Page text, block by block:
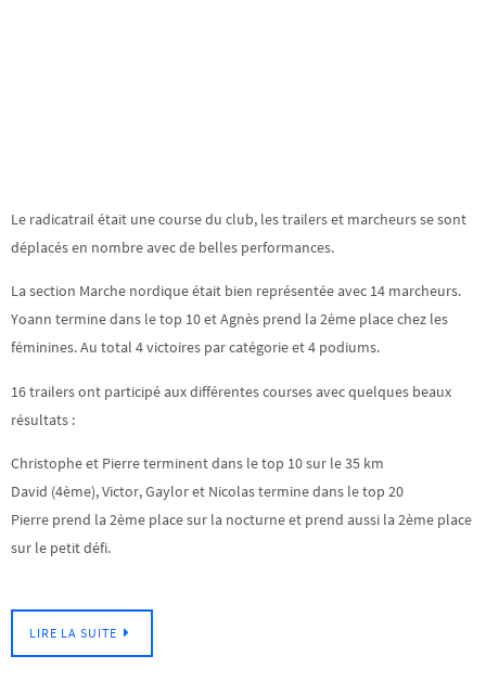
Le radicatrail était une course du club, les trailers et marcheurs se sont
déplacés en nombre avec de belles performances.
La section Marche nordique était bien représentée avec 14 marcheurs.
Yoann termine dans le top 10 et Agnès prend la 2ème place chez les
féminines. Au total 4 victoires par catégorie et 4 podiums.
16 trailers ont participé aux différentes courses avec quelques beaux
résultats :
Christophe et Pierre terminent dans le top 10 sur le 35 km
David (4ème), Victor, Gaylor et Nicolas termine dans le top 20
Pierre prend la 2ème place sur la nocturne et prend aussi la 2ème place
sur le petit défi.
LIRE LA SUITE